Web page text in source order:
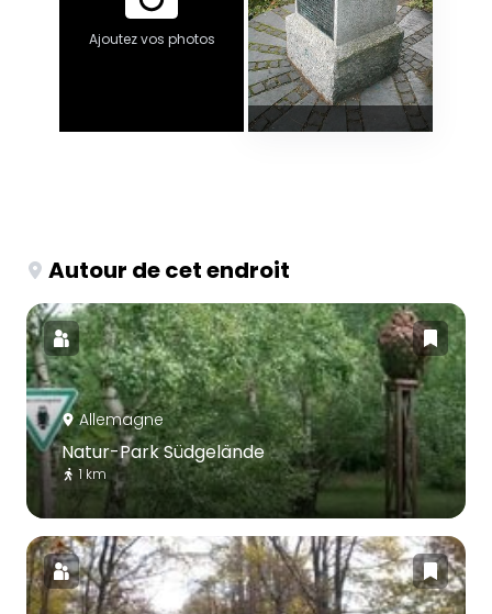
Ajoutez vos photos
Autour de cet endroit
Allemagne
Natur-Park Südgelände
1 km